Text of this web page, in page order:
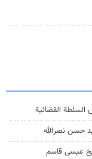
السلطة القضائیة
حسن نصرالله
عيسى قاسم